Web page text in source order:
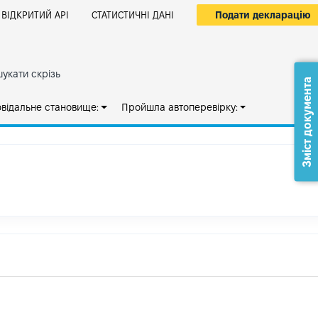
ВІДКРИТИЙ АРІ СТАТИСТИЧНІ ДАНІ Подати декларацію
скрізь
становище: Пройшла автоперевірку: Зміст документа